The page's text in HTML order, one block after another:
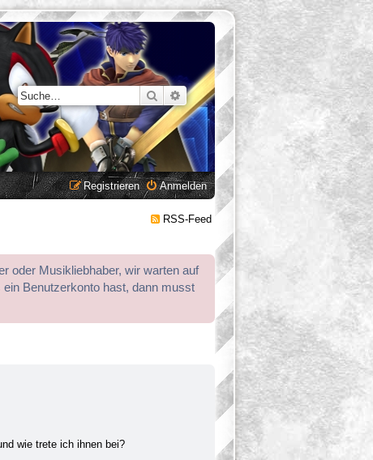
SucheErweiterte Suche
Anmelden
Registrieren
RSS-Feed
oder Musikliebhaber, wir warten auf
Benutzerkonto hast, dann musst
wie trete ich ihnen bei?